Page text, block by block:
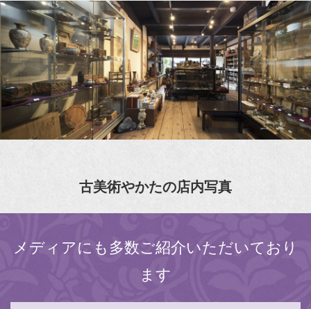
古美術やかたの店内写真
メディアにも多数ご紹介いただいており
ます